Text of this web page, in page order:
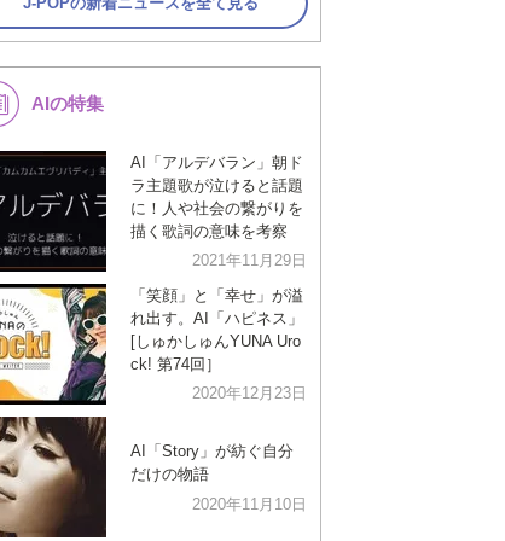
AIの特集
AI「アルデバラン」朝ド
ラ主題歌が泣けると話題
に！人や社会の繋がりを
描く歌詞の意味を考察
2021年11月29日
「笑顔」と「幸せ」が溢
れ出す。AI「ハピネス」
[しゅかしゅんYUNA Uro
ck! 第74回］
2020年12月23日
AI「Story」が紡ぐ自分
だけの物語
2020年11月10日